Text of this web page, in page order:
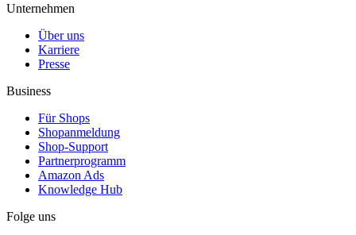
Unternehmen
Über uns
Karriere
Presse
Business
Für Shops
Shopanmeldung
Shop-Support
Partnerprogramm
Amazon Ads
Knowledge Hub
Folge uns